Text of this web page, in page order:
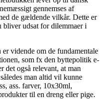
gennemses af
de gældende vilkår. Dette er
udsat for dilemmaer i
vidende om de fundamentale
som fx den byttepolitik e-
det også relevant, at man
man altid vil kunne
ass. farver, 10x30ml,
til en dreng eller pige.